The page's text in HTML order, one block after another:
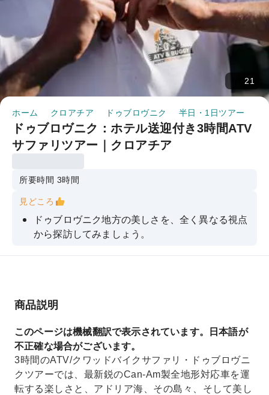
21
ホーム クロアチア ドゥブロヴニク 半日・1日ツアー
ドゥブロヴニク：ホテル送迎付き3時間ATV
サファリツアー｜クロアチア
所要時間 3時間
見どころ
ドゥブロヴニク地方の美しさを、全く異なる視点
から探訪してみましょう。
手つかずの自然と、ドゥブロヴニクの海と旧市街
りましょう。
商品説明
このページは機械翻訳で表示されています。日本語が
不正確な場合がございます。
3時間のATV/クワッドバイクサファリ・ドゥブロヴニ
クツアーでは、最新鋭のCan-Am製全地形対応車を運
転する楽しさと、アドリア海、その島々、そして美し